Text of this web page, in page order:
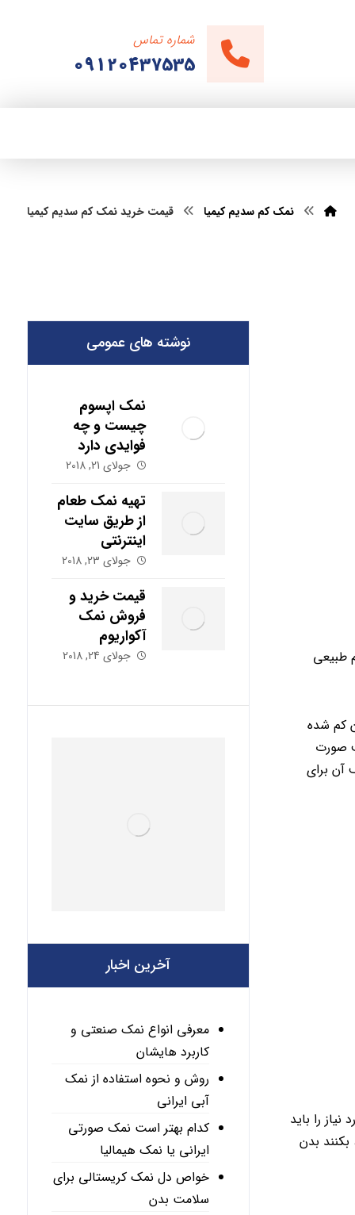
شماره تماس
09120437535
نمک کم سدیم کیمیا قیمت خرید نمک کم سدیم کیمیا
طبیعی
کم شده
صورت
آن برای
را باید
بدن
نوشته های عمومی
نمک اپسوم
چیست و چه
فوایدی دارد
جولای 21, 2018
تهیه نمک طعام
از طریق سایت
اینترنتی
جولای 23, 2018
قیمت خرید و
فروش نمک
آکواریوم
جولای 24, 2018
آخرین اخبار
معرفی انواع نمک صنعتی و
کاربرد هایشان
روش و نحوه استفاده از نمک
آبی ایرانی
کدام بهتر است نمک صورتی
ایرانی یا نمک هیمالیا
خواص دل نمک کریستالی برای
سلامت بدن